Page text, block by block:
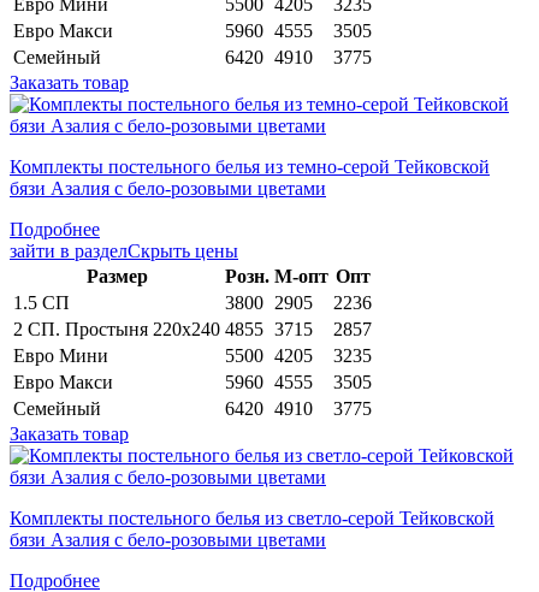
Евро Макси
5960 4555
3505
Семейный
6420 4910
3775
Заказать товар
Комплекты постельного белья из темно-серой Тейковской
бязи Азалия с бело-розовыми цветами
Подробнее
зайти в разделСкрыть цены
Раз­мер
Розн. М-опт Опт
1.5 СП
3800 2905
2236
2 СП. Простыня 220х240 4855 3715
2857
Евро Мини
5500 4205
3235
Евро Макси
5960 4555
3505
Семейный
6420 4910
3775
Заказать товар
Комплекты постельного белья из светло-серой Тейковской
бязи Азалия с бело-розовыми цветами
Подробнее